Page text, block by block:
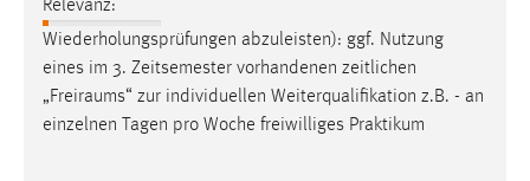
Relevanz:
Wiederholungsprüfungen abzuleisten): ggf. Nutzung
eines im 3. Zeitsemester vorhandenen zeitlichen
„Freiraums“ zur individuellen Weiterqualifikation z.B. - an
einzelnen Tagen pro Woche freiwilliges Praktikum
Zugriffsstatistik
Cookie Laufzeit:
Max. 13 Monate